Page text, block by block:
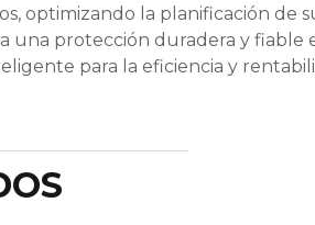
optimizando la planificación de
una protección duradera y fiable
para la eficiencia y